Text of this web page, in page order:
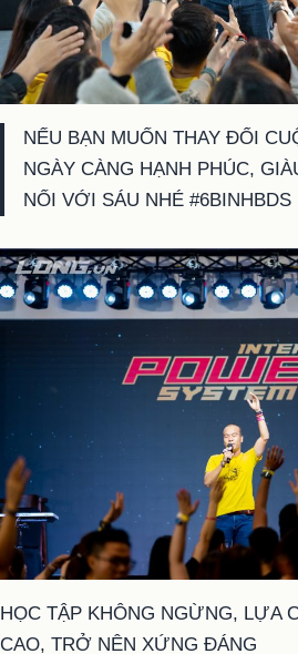
NẾU BẠN MUỐN THAY ĐỔI
NGÀY CÀNG HẠNH PHÚC,
NỐI VỚI SÁU NHÉ #6BINHBDS
HỌC TẬP KHÔNG NGỪNG, LỰA
CAO, TRỞ NÊN XỨNG ĐÁNG